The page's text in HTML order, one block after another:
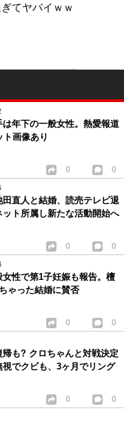
てヤバイｗｗ
年下の一般女性。熱愛報道
ト画像あり
0 0
直人と結婚、読売テレビ退
ト所属し新たな活動開始へ
0 0
性で第1子妊娠も報告。檀
ゃった結婚に賛否
0 0
も? クロちゃんと対戦決定
でクビも、3ヶ月でリング
0 0